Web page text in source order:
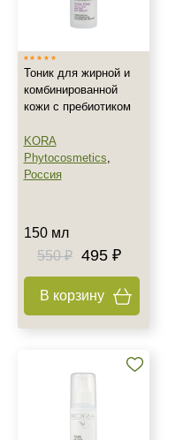
Тоник для жирной и
комбинированной
кожи с пребиотиком
KORA
Phytocosmetics,
Россия
150 мл
550 ₽ 495 ₽
В корзину